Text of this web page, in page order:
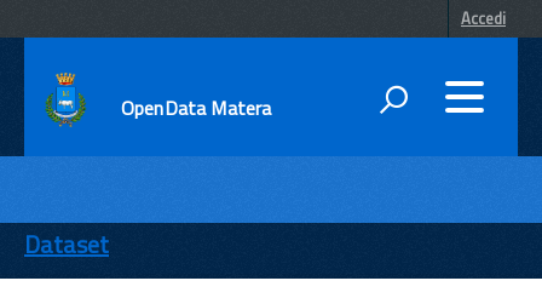
Accedi
OpenData Matera
ENTI
TEMI
Dataset